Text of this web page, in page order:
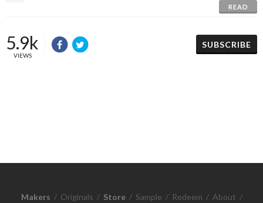
READ
5.9k
VIEWS
SUBSCRIBE
Makers / Originals / Store / Sample / Redeem / About /